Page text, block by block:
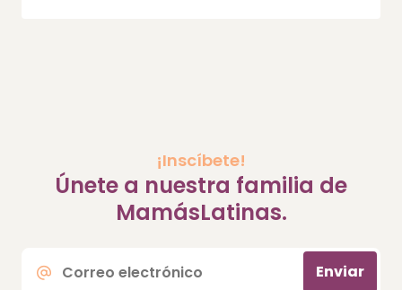
¡Inscíbete!
Únete a nuestra familia de
MamásLatinas.
electrónico
Enviar